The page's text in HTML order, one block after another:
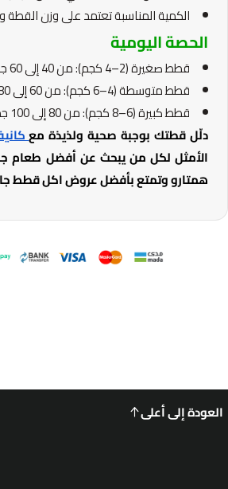
الكمية المناسبة تعتمد على وزن
الحصة اليومية
قطط صغيرة (2–4 كجم): من 40 إلى 60 جم يوميًا.
قطط متوسطة (4–6 كجم): من 60 إلى 80 جم يوميًا.
قطط كبيرة (6–8 كجم): من 80 إلى 100 جم يوميًا.
دلّل قطتك بوجبة صحية ولذيذة مع
الأمثل لكل من يبحث عن أفضل طعام
همتارو وتمتع بأفضل عروض اكل قطط
العودة إلى أعلى